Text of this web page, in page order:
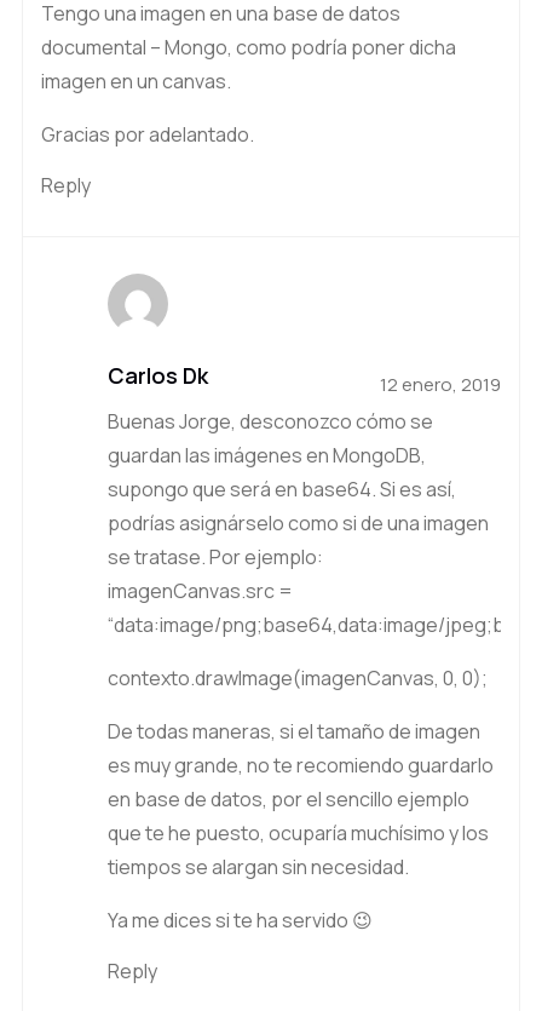
Tengo una imagen en una base de datos
documental – Mongo, como podría poner dicha
imagen en un canvas.
Gracias por adelantado.
Reply
Carlos Dk 12 enero, 2019
Buenas Jorge, desconozco cómo se
guardan las imágenes en MongoDB,
supongo que será en base64. Si es así,
podrías asignárselo como si de una imagen
se tratase. Por ejemplo:
imagenCanvas.src = “data:image/png;base64,data:image/jpeg;base64,/9j/4AAQSkZJRgABAgAAAQABAAD/7QCEUGhvdG9zaG9wIDMuMAA4QklNBAQAAAAAAGccAigAYkZCTUQwMTAwMGFhYjAzMDAwMDE5MGMwMDAwNjgxODAwMDBhODFhMDAwMGM2MWMwMDAwMDYyZDAwMDA3MjNjMDAwMGFiM2UwMDAwOWI0MDAwMDA2OTQyMDAwMGIzNTgwMDAwAP/iAhxJQ0NfUFJPRklMRQABAQAAAgxsY21zAhAAAG1udHJSR0IgWFlaIAfcAAEAGQADACkAOWFjc3BBUFBMAAAAAAAAAAAAAAAAAAAAAAAAAAAAAAAAAAD21gABAAAAANMtbGNtcwAAAAAAAAAAAAAAAAAAAAAAAAAAAAAAAAAAAAAAAAAAAAAAAAAAAAAAAAAAAAAACmRlc2MAAAD8AAAAXmNwcnQAAAFcAAAAC3d0cHQAAAFoAAAAFGJrcHQAAAF8AAAAFHJYWVoAAAGQAAAAFGdYWVoAAAGkAAAAFGJYWVoAAAG4AAAAFHJUUkMAAAHMAAAAQGdUUkMAAAHMAAAAQGJUUkMAAAHMAAAAQGRlc2MAAAAAAAAAA2MyAAAAAAAAAAAAAAAAAAAAAAAAAAAAAAAAAAAAAAAAAAAAAAAAAAAAAAAAAAAAAAAAAAAAAAAAAAAAAAAAAAAAAAAAAAAAAAAAAAAAAAAAAAAAAHRleHQAAAAARkIAAFhZWiAAAAAAAAD21gABAAAAANMtWFlaIAAAAAAAAAMWAAADMwAAAqRYWVogAAAAAAAAb6IAADj1AAADkFhZWiAAAAAAAABimQAAt4UAABjaWFlaIAAAAAAAACSgAAAPhAAAts9jdXJ2AAAAAAAAABoAAADLAckDYwWSCGsL9hA/FVEbNCHxKZAyGDuSRgVRd13ta3B6BYmxmnysab9908PpMP///9sAQwAGBAUGBQQGBgUGBwcGCAoQCgoJCQoUDg8MEBcUGBgXFBYWGh0lHxobIxwWFiAsICMmJykqKRkfLTAtKDAlKCko/9sAQwEHBwcKCAoTCgoTKBoWGigoKCgoKCgoKCgoKCgoKCgoKCgoKCgoKCgoKCgoKCgoKCgoKCgoKCgoKCgoKCgoKCgo/8IAEQgA6QLQAwAiAAERAQIRAf/EABwAAQACAgMBAAAAAAAAAAAAAAAFBgQHAgMIAf/EABoBAQADAQEBAAAAAAAAAAAAAAADBAUCAQb/xAAaAQEAAwEBAQAAAAAAAAAAAAAAAwQFAgEG/9oADAMAAAERAhEAAAHagAAAACKrcsN5aqjp4NzNIfO+d4NLSPPu2FBsUFicfPsMwAAAAAAAAAAAAAAAAAAAAAAAAAAAAAAAAAAAAB00eavYaXhfdTFxuzsWanH5zPOv52nvT87xj/Mk9yLnRPsFjbn3W98y9nMFe2AAAAAAAAAAAAAAAAAAAAAAAAAAAAAAAAAAw+Wt7NLlhfGz8+HXIAAAAAH3u6HnuyZXU2wsjelxT0AAAAAAAAAAAAAAAAAAAAAAAAAAAAAAAAHHlTpIYaL+/N75kOuAAD6Pj6Pj6PgAB9GLywI7O6srWWzcT6AIpgAAAAAAAAAAAAAAAAAAAAAAAAAAAAAAMXU9oqmrjSlhre1PPKhF7DhILGvH3D1sTnO1TbFTShfl36s/R05j8eOvkdvLoe+ZPLEe853OOOZPowz0PJG29SWara2cMnXAAAAAAAAAAAAAAAAAAAAAAAAAAAAAAGB75qrhg5G989n7S1de60tix8hk7moWVi/RfJ4+4da7PzdlCTdSq3Nedcv83Pn4lYJKGzTV3weJas7eqaEZ5gJnhx3E8/loNid2Bn4m2IvzqUecPp6OceQAAAAaHiD0eqtqAAAAAAOqo2PzKb3uPlf1EZAAAAIH559xz1H3QE+AAAAAAAKzZqZNDr4bWJI2yh2HjnaQwvo9ewduqW58zYb5VrTmbLXmwtUyw9NlhNo2Kv36rmZsWNr27SRfNTbmqnfmtti662Lcp2+NkvmVq1qzOPvnJx5c9ofu1saw5cfp6n5avvZKtYDZ7GyQ15hmz0TTDXUHn4Bvi5aWvxayplsaXxTeTUuyCSIYmWsJYvKpa9Nz6u2Vr8xdq602WdhXSxNOYBvJpm9FsB5ex8jHPRU/AT4RutzbTRuablV6wghCbagjDeTTN+LQBSLvS54NfjZxX34N299esODvQNA2hqrTx9mS3X2ZmxH6yu9I1MSy3ip2ylpNUbWossNct+HMWKljxcpk7mj9g1C36+NbzjkbVGpHz5t4dp2XrfZGdpVrz56ohqtrzd9+cj7vu08Dy2D0vJxkmeb4WahTfelN1248r/JyDOWzrPcyl6KtFWO+U2jfTytLdsIepKhx5GipeI+nZ1X+1ll84elvNI9ReXfURGeddsaiOyduO2DyuvVDPRFi1rso8vY+RjnoqUi6waujfl2IiE9TapNY+ifOG0DYfnTbGnz7Pzu7Tyy2RrM9GT2t9kCr2iMkj08+fdzCAvF81TtbI12pts1Pz22CvZ1zWciP3MHY9tplzytY46yc7PawWKuz2sBjW+mXKzUtXX2dePvaO+/Pv0Hz94vlYs+LtIeYh4Z/NvLjyPU3DnwPLQPS8nGSZ5vhZqFN92+oW884wc5Bm+LlTbgeYcXlxPR05ES5pKhbF10bWn6vaDRUrFT56LBH+ZfTXmUeovLvqI+4/fqI23BaGxibg83CNubO1js48vY+RjnorXexNZFBv1B+m/Kpq4fLvSbgXrSnqXRZXttaVHp3I8v343Ly6e4fPo0vh3OmbeGEsXbu3Ru3aF+X6+xnaLEy673xq3Jyuzf+bttwoF/x9tqPbmuZYIiYh79cz+jptkHm7Gt7rrrYt6lb+vs68jY0dy42Hdwtl5JhbqHmId75t5cfp6n4cuJ5aB6Xk4iWPOELn4Bvu31C3nnGDnIM3xcaZdDyz1y8QekZmq2o0vr221I2lY8LNNFT8BPnosEf5l9NeZR6i8u+ojVesbdUS67ird3NOa42Dr425s7WOzjy9j5GOeitbbJopq7aWrdjG4XPXZsH75f2Qbaaw1wbzoVhv55d6NtakNtbQ0vugAwNOby15do04aeY2Fr2wQT7UQTJ1p2lzdLt0I4a2Hz2dq/tq3dsdFfncjexJXqwHkprXup96k2Lrq6TQ7A64bhmaeqtqUra1uoFDQR8gPKv3YFUJ7bmh94mgMXcmpie7qtfDX/G+QBt631e0Hniubq1ed+z9S7HIvW3qDS5HXHV3WOyV26WGtXWpmgZ/jMm9AR/mX075/IL1F569DGnNf8Ao/Q5LWrVdgILp2rRy/bP1ZtM8vY9i6Td3RmTR5WydtauNl65ic0wN81zahQNKep9OlV2NqvEJyBzr+S2x+PIAdPceabj9wam18joFmsBnZEXI9V+Y6h642XxeZsL5y+c2Pn0AAHd17QgnkpAx9kPPRVS1KnYTLVbpLexIItCpShMq7nkmq82ZqPjywEGTinz5I/K9NHDlUsstbrrhZ2BxJEBULcfUJKncr2cSX2o5RZGF0EogI4uCLjyyFcLGr0sZX2oZxYUPnmSr1hHyCzCSdEaTIAAEPMPedKY25dZ6uVDC1Vffgy8uJ5exSjGyeoOGDJfHUSysXiyD1zzNmV7GFZjJ1g57AUO+UkkJLN6iFsFSmyF6M3FJTCy+wjufDoMG416cIjpxsgu1KmoIvGH04pEZGPnk3Fc40kqhdYo+yNWtJNRknTTGsEXjGbYoHOIWVhZoyYXPiCb6cnHIm70S1FYkY+3EdG1+/FZn4CcK/K5NaJqWjeZE3Si2MgfvVjl2gZaCLgwc4AAAfPoqFG3RxtVNGtn1u7SqiQwJ4PnLg65zMiMzHGXg2OyQya2ud17aGp1dpUtg9AARskAIzFnRxj5IImWEd9kBg/M8YmTyEb35YgJvsEbI/RB98qOOFnjD55IRkmEXKDrhJ8YHblCCzs8dHXljDjJ8dPcERLhG5/MQGdIjjBT4jvsgOHRlDBwJ0QU6AAAAAADjyGKynvPX2HnoPQAAAAAAAAAAAAAAAAAAAAAAAAAAAAAAAAAAP/EADEQAAEEAQEGAwgDAQEBAAAAAAQBAgMFAAYQERITNDUUFSAWISMwMTIzYCIkQCU2cP/aAAgBAAABBQL9kJsBh8mvsktzH48sh+LI9c4340mduR2pjMhvnYPaCz/p5lnEPhRhROJE3OBucLc4G5wNzltzltzlNzlNzkpgs842CWkcn6XLKyJhti+b54Z0g2DERkM/RyiGDRlEyEyf4IZXwyAGNKZ+ikztHiJneRL/AIo3ujfXGsMi/Q3KjWnlKVN/kGIeKQNM0iH9Cuiv5f5JX8KZRGcgj9BKmQcdr3SOEh8RP5Nnk2Hg+FZsdKmVwTzYfJH55G7CUWEjjdnMdnNdnOXOdnNbnMbnE3HS+ipK8UH+gakIyH7Bn8sjZcM4gcn37KWPl1uSu4I3LxO+ZQEcoz9AsJueZB9uBv5guEM5kGL785KLkTOXFly/hr+B3zWOVjoXpLF/vlekUXtJXZ7SV2MdxN+QtuAi+cV+QyMmj/wHycoPIV3PyjfxC7CmcsnAWcwzZfP92yEKQnEoZFzyBclpCWpLG+J+wcOchvlZmPrio2NRXLBSESIDAow2y1e6Ot81PxLU/e37fk21kZHZ+an5pmaSep+bYdBsG6f5BHUZQ9n/AMGoX8NfsjdxJRP3T7LhnCdlGzeXsuH8Z2VYHORE3JtLGjKjMGeJPmmukyx6Cmr0Gi9Fz2nE+rft+Td93zSXZfmkx84f2Sdnsk7Im8EfyCOoyh7P/g1MvwNiLuWsmRDNl8z35Qs+Fi5M/mSjRc+dqI1uWVhyHNsyUcJO0iHNQwcwTNNdJipv2KqJiKi7LErwQRupmECYmJqyPcAZ4sD2tjz2tjwaXnj4XqZgxXtbHlWYh4c2qWRzHT+JMynv2V4NLcNtH5aXooDptVFuX2msMF1W9FBNgOiy2OSvE9rY8q9QNPNubuGux+pz1dzuEH2tjz2tjyN3HHlpbjV2T6rIcvtNYZDqopuVd6Ke7YR1GUPZ8ONgBiJ1W/f7TWGQaqJatXbjWKbLKzGr2karmVfaawyHVRTVqroawXbqf7NqLuWB/Mhy6ZxBZVM4AcsH8sPKJm8jZM/mS5QO2FM5gz28K6a6TZcWj2yOcrl051+ak7JuXbuXNP8A/ntlZ23Lru2aU7Iai+M2blzRH5tTWagir71hiknkJqzRo8rDZAC4ZGzRav7NlYX4EqR7pH5L2XYN09yb4CvlkdLIxjnuWlsUYqblRdy0BinVmEdRlD2cudgw1gZKcTkdPYSRva5jopHxSUxyWAFqYgAM8z55vrjaawcx7HRvY5WOpDfH12zUyfB9FFJzK7DW8YrHo/I28EeXr9w+UCfxxfp5RPnlE+VgUgsuyVu/NN9Jjl3NVeJc02n93ZcdqxPq1P4y/i2Vnbcuu7ZpTsm7Lvu+aS7LmpSPEXGaPEbFXqiKlyKgdnmkJ+bU6v7NsqdOSlx+yoW4xvBV7Bun1w/4GaJgYrs1jA2KzzRDv6uEdRlD2fWpHAHmkw2k2Wa1FamzRE3xdbvVBc0bCySzzW0DWkZohf6ezUTeID0aZk9+wSD/AK+zUE6+M5rs047iH9cv5dP/AIMk+zZplvv2XPacT6t+2X8Wys7bl13bNKdky77vmkuy4S/mE5Rt4afNZM4bXNDv92r+zZVwpPY7LDoNg3TywxS54MXGshHaVegD5cHusTM0P+HCOoyh7PrZ393NK2AwC+0NbmpbUI6uzSDt1xrKBZK7AS5QiQtTiy5DNAU3lsxGo3bZR80D0UknLsdkEG6/2WEnNNzTK/Ax308WRniyM8WRniyM8WRn1zT674Mk+zZp6PgA2XPacT6t+2X8Wys7bl13bNKdky77vmkuyv8AtX65UdqzW3cM0P1Gr+zZQ942WHQbBunImjHhstTzyunImIdhA0w6Zof8OEdRlD2fWfdfTpTvcsbZY7mjnBfsje+N1XqWeF0MjJotpkXIK2xP5crV4kxGIkmFSckbGxZp7ciYuKm5crRGlP8AJ4cmqoo4pH8Kaa6TJPsxE3qNFyR9lz2nE+rftl/FsrO25dd2zSnZMu+75pLsq/SROGTKZd9TmtV32WaHb/PV/Zsoe8bLDoNg3T60LVZs07TpYuFAFFzW3XZof8OEdRlD2fWqf9LNDpvXhbnC3OFucKbTaUEvDdKzMyaKSCTNFFK5m3UkG6X0VMnNr9t67+i1qN2U0nAZstIFhKymhWIbLmXlV2aa6TJPsyjg5x2257TifVi72S/i2VDkfVqu5D5eebmlOyZd93zSK76bLaLk2eaYlSWmzVE3Nuc0XFwV+r+zZQ942WHQbBun1V3zNH7vJ81pI11lmh/w4R1GUPZ9cR/EzRUyNNzWZHLD50maK43kaynmgk8wMzR5D5w81vGzlZorf5ltOHQoVyK123TUm+DbfP8AibGuVrhCGkQ5LEyVsdeMx2y/LSafNNdJkn2ZSC+HD22LOYBsE1GaNDUEvNrSolgJysuyq+OwvzDYlRU2aU7JmoWcFzlZbE1yactp7KXWYSsJyktpKyQrVbVhc5XuhjdNLXjIGFq/s2UPeNlh0Gwbp9ZwKyxyhuHVji9Vpy5pHzSZof8AFhHUZQ9n1CEp1Zg07xp2asi5VofJYlZpYNRazWQ6y1+VNjLWke1kHBb2UtlPmjA1iG9GoBOCTbSlMFK82CzzYLEsxFSwmScvbAY4WQW5HlRhEL85jMmPFiSwuXSt2UZsAw/mwWPtQ1bTCeKJ9Nvp4iMh1ca3G1hzs0/E+Go1HRuLkmHmgcyKSRajTk00l7Wly2vlJ+abhkgqc1LSvOc+rOYra412aQEIGlKgjKgstOlDOfFJGvCq4JVGlLR0jK7ZqeCUiq8pPynrTYrTYc1XheUn55SfkCboLevZYiG1xQb0aq4BTmGPvqRWBeUn5pOAsMvJqo9ZvKT8pY3RVeXmnkJeQAUOu5cgEInWl02rX5IxsjLTTU0T5RZ4V3LkIhEy1OmZHPa1Gt9E0bZYzhXCEemBf47ZN/B8qGJ00oIzRB/9G5MKnaPEPLzo/mbvmbk9e5Pk2AbTIJ4nwS+hq7lY5Heh8e/5LUVzqiv8JH6Zz52k+NNwV73jz2Tlk8cXCo07SIij5oylOMRADfE5YGyDz15CkwmWEkRAUqzDHT+HgrznES4cekDlNMYgRTSY5DZG2E8zYI5SZi3RWT2SOd8MKxdLMdK6AYCZ04+x9o9JkXelkU8bIXccU5kjD7Cdw8DTy3ILZcUhkqwjVxDiITrDkuUw1qBGNJQg6WAzPGyPOONkgJKnaPChhsuAnrLLZEvGYM9ZRzTZICssTXDvAI8TDO5Y4a0p5KeuyBYbGRDIPL6Wy4nv2uajsexW+pjXPdU1iCp6ppEhtPN48sH7gaSNOXMxJIqRypOW9I7VbWLdUQv51r7z6x3JK/Iyr6G1esxZbPBHIqK2uTnWDkRzRxYh8m7zeO94kaRj3LEUevdxVscSuhlI8RVVHRZYy8kVgu+tqJeYNe4N0xXeLrpKvobxiI8t3HU067hKlvNMxici3u4t7ICf+bSx73W3X2UDpxhz5RmiyCEEXn4gOjte4ZAnjbGuco5xfS0X2/IMFiLjPr5Q19KKqY2X0SR+gMSUt9fXxBt9e7fc8qPC4uaNVlNgUo6KOKkiXJ033FkE1Y6ovnNtO4WaLEbwcFPXvSOtHjnJlJFK5dRLxjRr4GxmOhZFVkTTpN3m6iVWAmxOhtS2StFiWGvo03tLicLLUdFlq9ZSvCHIwByinXjf4BlwqOrkItrrpK8iGMOymQqc5vBWUvSjv8Cc40drAkUmxIj50HNc2AKLkjW3X2U8o8cBUBED+BbC6bvHryovClPQmxtJeUKKMUsZUM8DpJEmrqeaOJPFj/JVN6G0scmEjTDO9KKqY2XEci7Jm7shikmcFSZGxsbPkeDi8TsIChnVlXA1WojUcFE4nGgRMmnDjmlKEjJWQaN4/hWeFGHYOxycSDBxjvIHjIalVBvjY2Njg43Er70krIHKOBDC5ycTRRYxsJGYQ0eFsEeMCiaRhAUU8r2NexaqBVGEiHwmBpEflY+DiQwLPEk0Qw7B2EDRkIlVBviiZCzHV8LpsnDjnle1HtdVwKowcQ6uajmuq4FUYOIdShGEqxqMYRAwiOMZkcHlY+eVwfLc1HITTjS5NRkNyQImLF93ojFnkwapLXIqiFEjjZE39SVqOxR4Vzw0GNY1v/yT/8QALREAAQMDAwQBAgYDAAAAAAAAAQACAwQREhAhMQUTUFFBIjMUFSAwQHEjMkL/2gAIAQIRAT8B/S+djOSjWs+Avxw9IVrfkJk8b+D4eepZAPqU1fJJxss3FZFZFZu9ruOUVZLH8qnq2T/34SrqxALDlOcXG5/YBINwqKr7wxdz4KaURMLynvL3ZO/agu36lDL3G38D1GS/0qggimacxup6KIRktG6a3I2VJTse7cL8JCPhEC6xC7bV2moRAaUsmD7e/AE2F1L9dyumPtIW+0RcWThibLplyC4qqf24iV3lGx8m4CNNIPhcIAnYLtP9Jkbn/wCqbe2/8+oNozpF/jlDhpWNxmcFQNxhC6m+zA1dPphIc3cBSytibk5QVcc5s1VUIc3Icqk+4nC4smNDBYeAqftHVjsmgrqUZ7gcFG3BgaupPvLj6VALQBdRjfJiGBUlPLHKHEIi4sqB15NJZXSG5VH9v+fKMmEa0jrxqoZkW6TWe8lU20QVRVCntcL80Z6X5oz0un7zo8aU4tGPATMweRpQu3LdJX4MLk6X0qB+UIXU2EtDlRQ92Wx4UlLC1pOKoW4yI8JjcnWQFvAVkVxmNKZ+MgJXdZ7VfO0xYtOlFUGF1vhB7JAgI4xtsqmoDhg1UpAk3RlZ7VHF/wBnwVRB2ztxrIze+kbwNj+mCEylAACw8E5ocLFTUxj3HGrogeEWlvKbIWoODuNIad0n9JjAwWHhZKRr9xsn0sjUWkc6dnLhRUU2XCjo2t3dv4rEeG//xAArEQABBAEDAwQBBAMAAAAAAAABAAIDBBEQEiETMVAUM0FRcSAiMEAyQmH/2gAIAQERAT8B/SyF7+wQpP8Akr0J+0aT/gp0EjO48PFA6XsoqrI1jTCwsKSsyRTV3RfjwleuZTk9k1oaMD+AjPBVmt0/3N7eCijMjtoTWhgwP4ngHgqaLpOx4GlHhu77VuWSNw2lRWpC8Bx0tSujbwvVS/aGcc6ZWVnS1HvZn68ABk4TBt4V9uWZQOOUDkZV88hqrt3SALanysZ3KFmI/K7okDkrqs+0+RrP8kcZ4/v1xmQaTDfGRpWduiCtu3SlUG5eXK5OWDa1MjdIdrVLXfFy5VZS1234Vv20Dg5T3F5yfAVvdGr27XEKi79hCe7c4lUW4jyrZzKVSexmS4qzNG+MgFA4Vz29IohGMBW/c/vxHa8HW23EigftDvxpCNrAFZ90qGuZs4XoHfa9A77Vz2tbBzIfAQv3sB0vN4DtI27nALCuNxKVQdhxarUnTj47pliVzgMq57ej3bG7l38BTlwdh0st3RkLpP8ApU4ndTLhpZg6o47osew8hHe//qrVy073K0CY+F0n/SuS/wCg8FXn6gwe+oOhH6Z5hE1E5OT4Jri05ChsiTg99c6EazWGx/lPeXnJ8LHbezg8plqNyDge2m/HdPtRD5UltzuG8eK3Hw3/xABIEAABAgMEBAoIBQIFAgcAAAABAgMAEBEEEiExQVFxchMgIjJCUmFzgbEjMDM0kZKhwRRAQ2BiotEFJFOCk+HwUGNwdLLC8f/aAAgBAAAGPwL9yekcF7UMTHoGfFZjBYRuiOU+4f8AdHPV8Y56vjHJecH+6Pa3t4R6ZkHtSYoHLitS8P2eUp9K5qTFFL4NHVRLKMhGUZRlPTGZj
contexto.drawImage(imagenCanvas, 0, 0);
De todas maneras, si el tamaño de imagen
es muy grande, no te recomiendo guardarlo
en base de datos, por el sencillo ejemplo
que te he puesto, ocuparía muchísimo y los
tiempos se alargan sin necesidad.
Ya me dices si te ha servido 😉
Reply